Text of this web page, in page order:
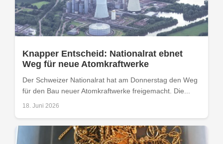
Knapper Entscheid: Nationalrat ebnet
Weg für neue Atomkraftwerke
Der Schweizer Nationalrat hat am Donnerstag den Weg
für den Bau neuer Atomkraftwerke freigemacht. Die...
18. Juni 2026